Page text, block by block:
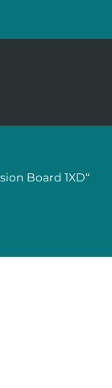
Board 1XD“